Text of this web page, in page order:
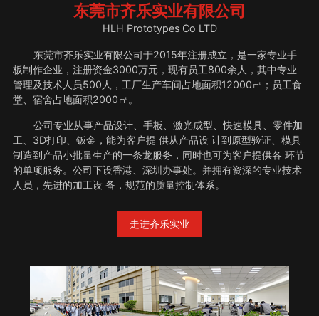
东莞市齐乐实业有限公司
HLH Prototypes Co LTD
东莞市齐乐实业有限公司于2015年注册成立，是一家专业手
板制作企业，注册资金3000万元，现有员工800余人，其中专业
管理及技术人员500人，工厂生产车间占地面积12000㎡；员工食
堂、宿舍占地面积2000㎡。
公司专业从事产品设计、手板、激光成型、快速模具、零件加
工、3D打印、钣金，能为客户提 供从产品设 计到原型验证、模具
制造到产品小批量生产的一条龙服务，同时也可为客户提供各 环节
的单项服务。公司下设香港、深圳办事处。并拥有资深的专业技术
人员，先进的加工设 备，规范的质量控制体系。
走进齐乐实业